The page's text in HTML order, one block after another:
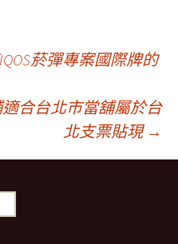
菸彈專案國際牌的
合台北市當舖屬於台
北支票貼現 →